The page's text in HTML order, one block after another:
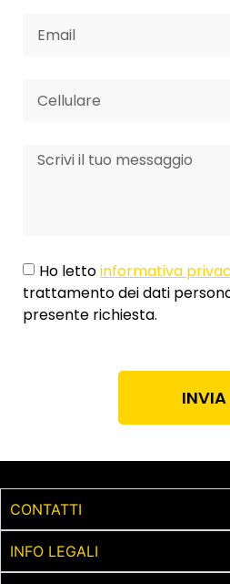
Ho lettoinformativa
trattamento dei dati
presente richiesta.
INVIA
CONTATTI
INFO LEGALI